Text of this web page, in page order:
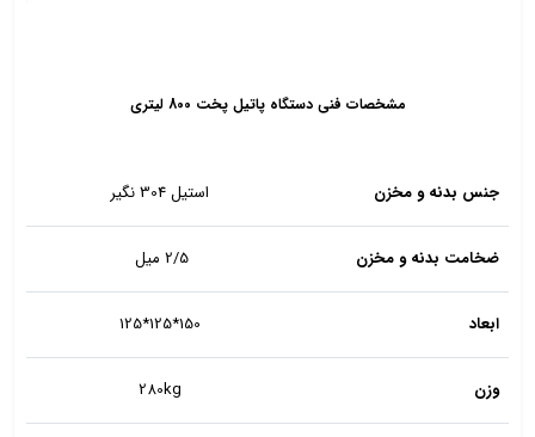
مشخصات فنی دستگاه پاتیل پخت 800 لیتری
جنس بدنه و مخزن استیل 304 نگیر
ضخامت بدنه و مخزن 2/5 میل
ابعاد 150*125*125
وزن 280kg